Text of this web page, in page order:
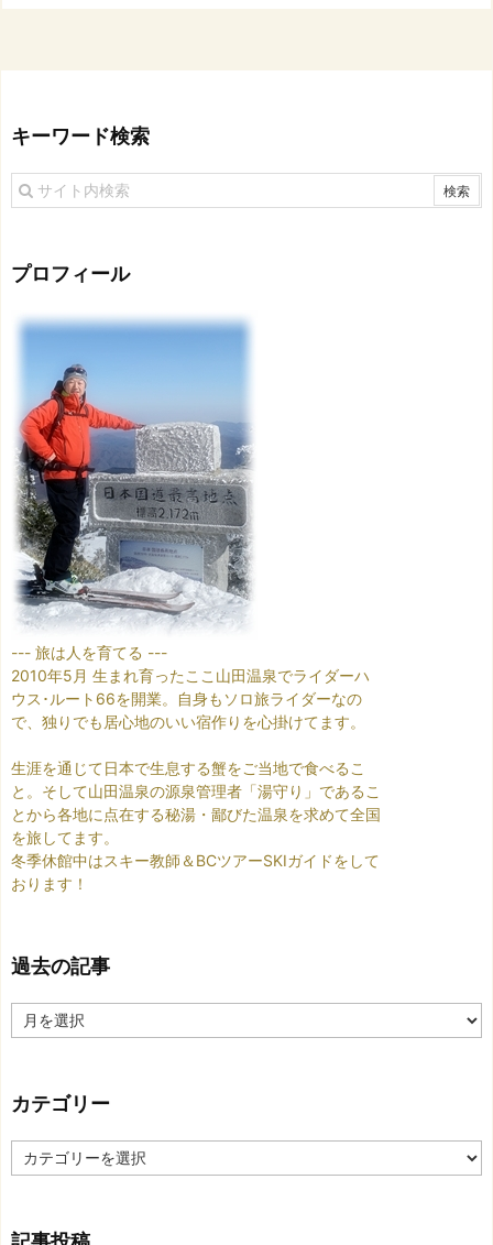
キーワード検索
プロフィール
--- 旅は人を育てる ---
2010年5月 生まれ育ったここ山田温泉でライダーハ
ウス･ルート66を開業。自身もソロ旅ライダーなの
で、独りでも居心地のいい宿作りを心掛けてます。
生涯を通じて日本で生息する蟹をご当地で食べるこ
と。そして山田温泉の源泉管理者「湯守り」であるこ
とから各地に点在する秘湯・鄙びた温泉を求めて全国
を旅してます。
冬季休館中はスキー教師＆BCツアーSKIガイドをして
おります！
過去の記事
去
事
カテゴリー
カ
テ